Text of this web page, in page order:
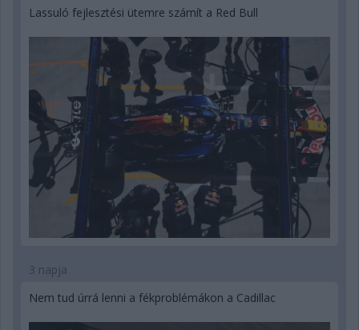
Lassuló fejlesztési ütemre számít a Red Bull
3 napja
Nem tud úrrá lenni a fékproblémákon a Cadillac